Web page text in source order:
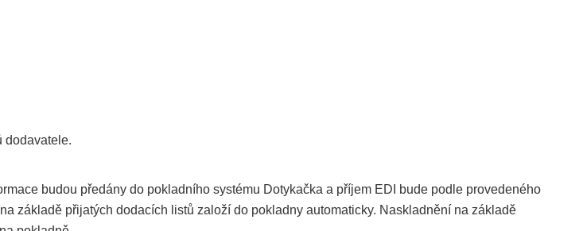
dodavatele.
budou předány do pokladního systému Dotykačka a příjem EDI bude podle provedeného
základě přijatých dodacích listů založí do pokladny automaticky. Naskladnění na základě